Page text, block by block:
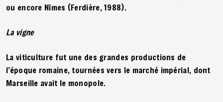
ou encore Nîmes (Ferdière, 1988).
La vigne
La viticulture fut une des grandes productions de
l’époque romaine, tournées vers le marché impérial, dont
Marseille avait le monopole.